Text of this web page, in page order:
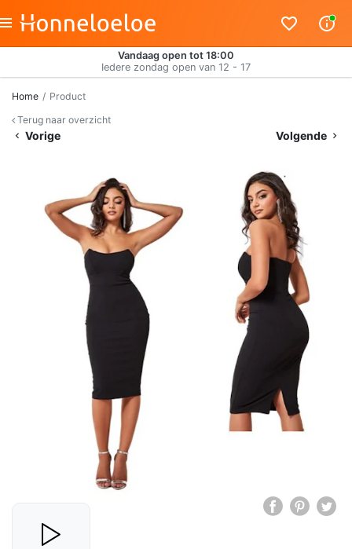
Vandaag open tot 18:00
Iedere zondag open van 12 - 17
Home
Product
Terug naar overzicht
Vorige Volgende